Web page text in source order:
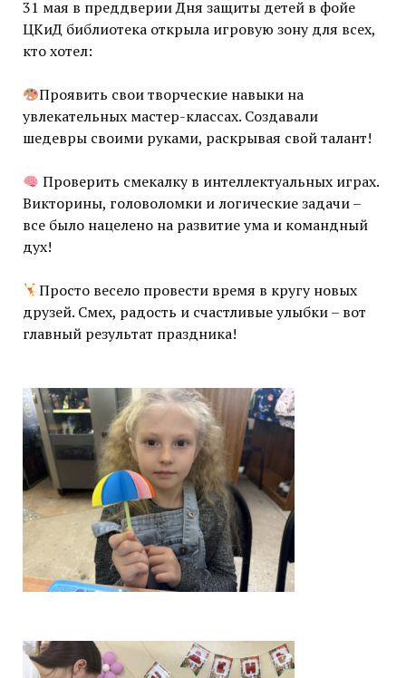
31 мая в преддверии Дня защиты детей в фойе
ЦКиД библиотека открыла игровую зону для всех,
кто хотел:
Проявить свои творческие навыки на
увлекательных мастер-классах. Создавали
шедевры своими руками, раскрывая свой талант!
Проверить смекалку в интеллектуальных играх.
Викторины, головоломки и логические задачи –
все было нацелено на развитие ума и командный
дух!
Просто весело провести время в кругу новых
друзей. Смех, радость и счастливые улыбки – вот
главный результат праздника!